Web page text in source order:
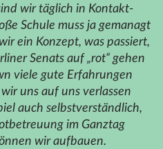
wir täglich in Kontakt-
Schule muss ja gemanagt
ein Konzept, was passiert,
Senats auf „rot“ gehen
viele gute Erfahrungen
uns auf uns verlassen
auch selbstverständlich,
im Ganztag
wir aufbauen.